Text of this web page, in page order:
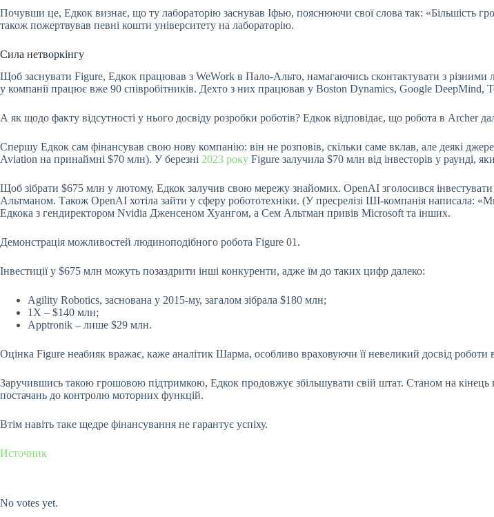
Почувши це, Едкок визнає, що ту лабораторію заснував Іфью, пояснюючи свої слова так: «Більшість
також пожертвував певні кошти університету на лабораторію.
Сила нетворкінгу
Щоб заснувати Figure, Едкок працював з WeWork в Пало-Альто, намагаючись сконтактувати з різними
у компанії працює вже 90 співробітників. Дехто з них працював у Boston Dynamics, Google DeepMind,
А як щодо факту відсутності у нього досвіду розробки роботів? Едкок відповідає, що робота в Archer
Спершу Едкок сам фінансував свою нову компанію: він не розповів, скільки саме вклав, але деякі
Aviation на принаймні $70 млн). У березні 2023 року Figure залучила $70 млн від інвесторів у раунді,
Щоб зібрати $675 млн у лютому, Едкок залучив свою мережу знайомих. OpenAI зголосився
Альтманом. Також OpenAI хотіла зайти у сферу робототехніки. (У пресрелізі ШІ-компанія написала:
Едкока з гендиректором Nvidia Дженсеном Хуангом, а Сем Альтман привів Microsoft та інших.
Демонстрація можливостей людиноподібного робота Figure 01.
Інвестиції у $675 млн можуть позаздрити інші конкуренти, адже їм до таких цифр далеко:
Agility Robotics, заснована у 2015-му, загалом зібрала $180 млн;
1X – $140 млн;
Apptronik – лише $29 млн.
Оцінка Figure неабияк вражає, каже аналітик Шарма, особливо враховуючи її невеликий досвід роботи в
Заручившись такою грошовою підтримкою, Едкок продовжує збільшувати свій штат. Станом на кінець
постачань до контролю моторних функцій.
Втім навіть таке щедре фінансування не гарантує успіху.
Источник
No votes yet.